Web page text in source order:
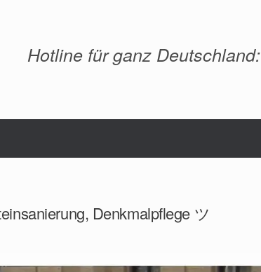
Hotline für ganz Deutschland:
Denkmalpflege ツ